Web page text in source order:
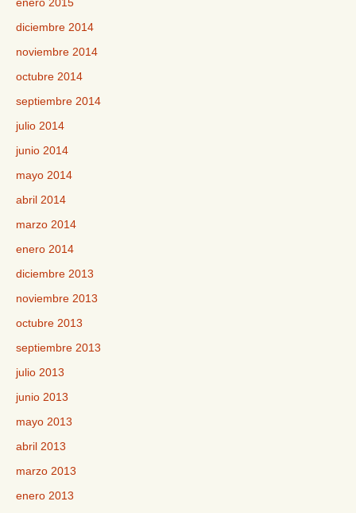
diciembre 2014
noviembre 2014
octubre 2014
septiembre 2014
julio 2014
junio 2014
mayo 2014
abril 2014
marzo 2014
enero 2014
diciembre 2013
noviembre 2013
octubre 2013
septiembre 2013
julio 2013
junio 2013
mayo 2013
abril 2013
marzo 2013
enero 2013